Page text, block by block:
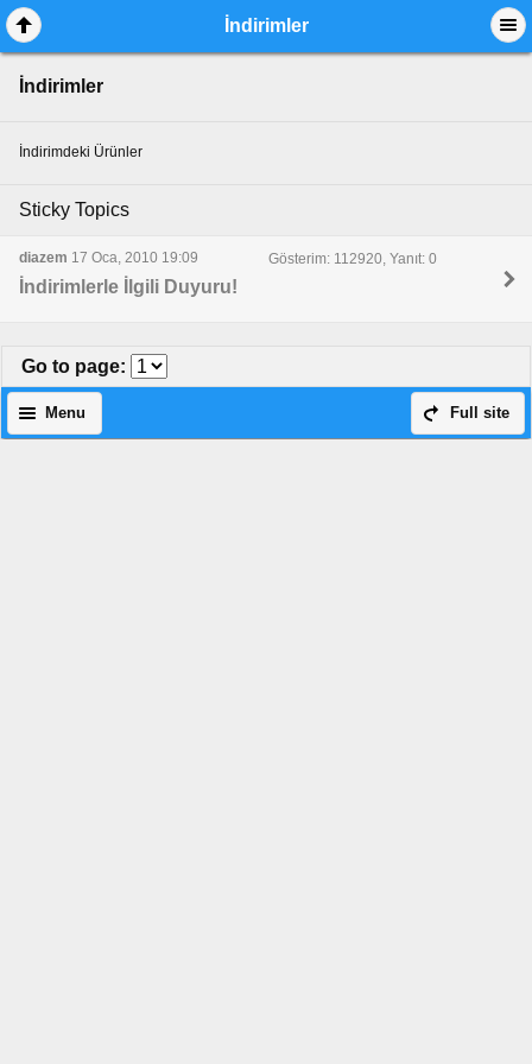
İndirimler
İndirimler
İndirimdeki Ürünler
Sticky Topics
diazem 17 Oca, 2010 19:09 Gösterim: 112920, Yanıt: 0
İndirimlerle İlgili Duyuru!
Go to page:
Full site
Menu